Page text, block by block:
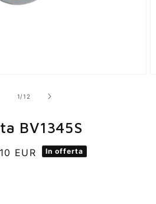
1/su
12
BV1345S
EUR In offerta